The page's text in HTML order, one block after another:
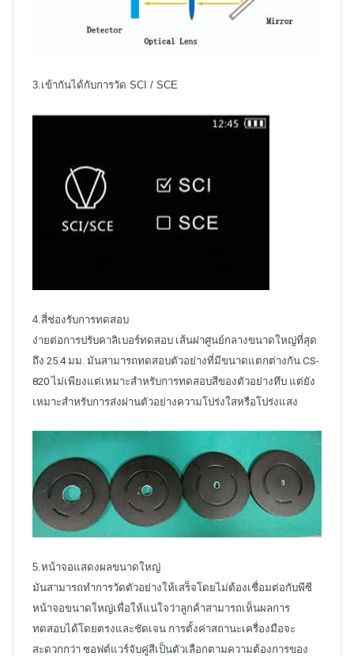
3.เข้ากันได้กับการวัด SCI / SCE
4.สี่ช่องรับการทดสอบ
ง่ายต่อการปรับคาลิเบอร์ทดสอบ เส้นผ่าศูนย์กลางขนาดใหญ่ที่สุด
ถึง 25.4 มม. มันสามารถทดสอบตัวอย่างที่มีขนาดแตกต่างกัน CS-
820 ไม่เพียงแต่เหมาะสำหรับการทดสอบสีของตัวอย่างทึบ แต่ยัง
เหมาะสำหรับการส่งผ่านตัวอย่างความโปร่งใสหรือโปร่งแสง
5.หน้าจอแสดงผลขนาดใหญ่
มันสามารถทำการวัดตัวอย่างให้เสร็จโดยไม่ต้องเชื่อมต่อกับพีซี
หน้าจอขนาดใหญ่เพื่อให้แน่ใจว่าลูกค้าสามารถเห็นผลการ
ทดสอบได้โดยตรงและชัดเจน การตั้งค่าสถานะเครื่องมือจะ
สะดวกกว่า ซอฟต์แวร์จับคู่สีเป็นตัวเลือกตามความต้องการของ